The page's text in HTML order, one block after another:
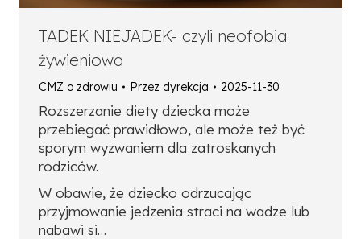
TADEK NIEJADEK- czyli neofobia
żywieniowa
CMZ o zdrowiu Przez dyrekcja 2025-11-30
Rozszerzanie diety dziecka może
przebiegać prawidłowo, ale może też być
sporym wyzwaniem dla zatroskanych
rodziców.
W obawie, że dziecko odrzucając
przyjmowanie jedzenia straci na wadze lub
nabawi si…